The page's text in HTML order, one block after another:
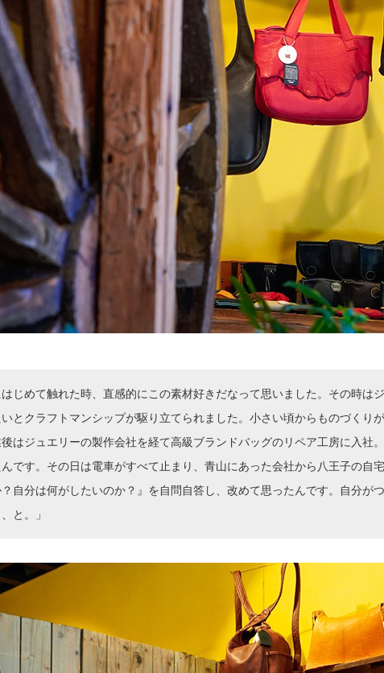
はじめて触れた時、直感的にこの素材好きだなって思いました。その時
とクラフトマンシップが駆り立てられました。小さい頃からものづくり
はジュエリーの製作会社を経て高級ブランドバッグのリペア工房に入社
です。その日は電車がすべて止まり、青山にあった会社から八王子の自
自分は何がしたいのか？』を自問自答し、改めて思ったんです。自分が
と。」